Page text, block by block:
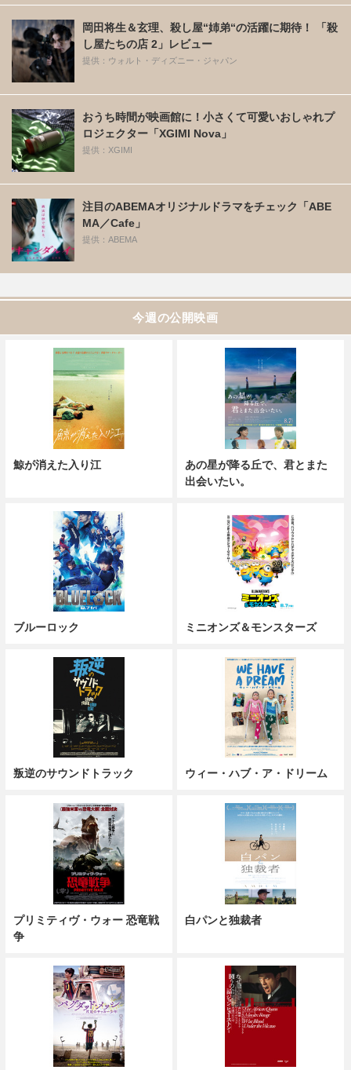
岡田将生＆玄理、殺し屋“姉弟“の活躍に期待！ 「殺
し屋たちの店 2」レビュー
提供：ウォルト・ディズニー・ジャパン
おうち時間が映画館に！小さくて可愛いおしゃれプ
ロジェクター「XGIMI Nova」
提供：XGIMI
注目のABEMAオリジナルドラマをチェック「ABE
MA／Cafe」
提供：ABEMA
今週の公開映画
鯨が消えた入り江
あの星が降る丘で、君とまた
出会いたい。
ブルーロック ミニオンズ＆モンスターズ
叛逆のサウンドトラック ウィー・ハブ・ア・ドリーム
プリミティヴ・ウォー 恐竜戦
争
白パンと独裁者